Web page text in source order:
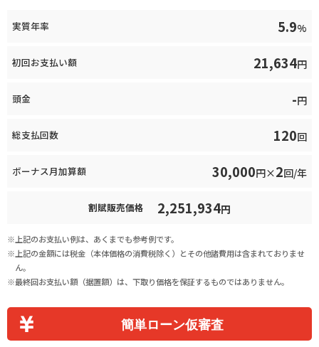
実質年率 5.9%
初回お支払い額 21,634円
頭金 -円
総支払回数 120回
ボーナス月加算額 30,000円×2回/年
割賦販売価格 2,251,934円
上記のお支払い例は、あくまでも参考例です。
上記の金額には税金（本体価格の消費税除く）とその他諸費用は含まれておりませ
ん。
最終回お支払い額（据置額）は、下取り価格を保証するものではありません。
簡単ローン仮審査